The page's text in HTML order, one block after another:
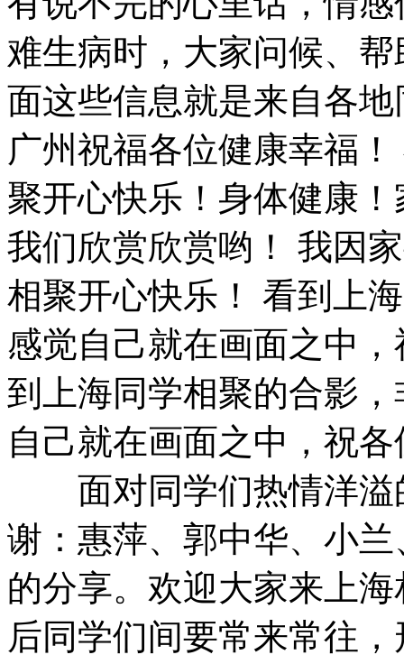
难生病时，大家问候、
面这些信息就是来自各
广州祝福各位健康幸福
聚开心快乐！身体健康
我们欣赏欣赏哟！ 我因
相聚开心快乐！ 看到上
感觉自己就在画面之中
到上海同学相聚的合影
自己就在画面之中，祝
面对同学们热情洋溢
谢：惠萍、郭中华、小
的分享。欢迎大家来上
后同学们间要常来常往